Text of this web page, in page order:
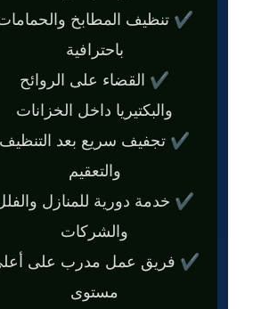
✔ تنظيف المطابخ والحمامات
باحترافية
✔ القضاء على الروائح
والبكتيريا داخل الخزانات
✔ تجفيف سريع بعد التنظيف
والتعقيم
✔ خدمة دورية للمنازل والفلل
والشركات
✔ فريق عمل مدرب على أعلى
مستوى